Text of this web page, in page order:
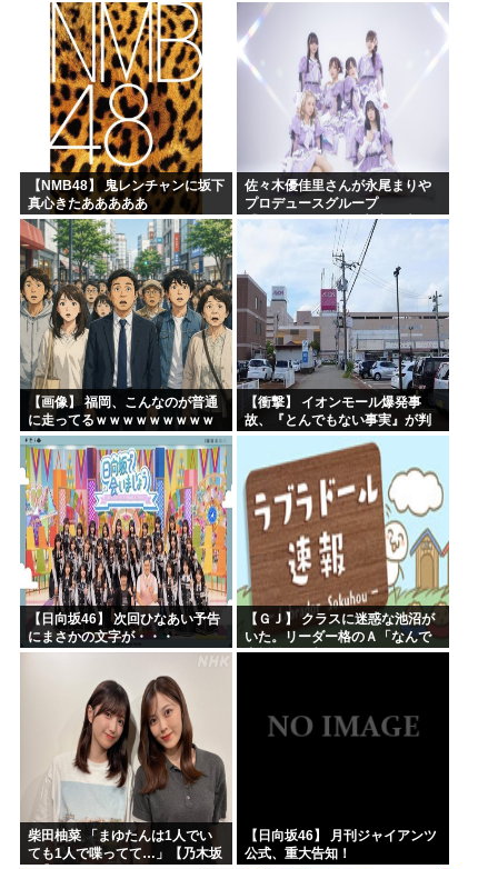
【NMB48】 鬼レンチャンに坂下
真心きたあああああ
佐々木優佳里さんが永尾まりや
プロデュースグループ
「WASURENA」に加入発表！
現在のグループと兼任へ【元
AKB48ゆかるん・まりやぎ】
【画像】 福岡、こんなのが普通
に走ってるｗｗｗｗｗｗｗｗｗ
ｗｗｗｗｗｗｗ
【衝撃】 イオンモール爆発事
故、『とんでもない事実』が判
明してしまう・・・・・・
【日向坂46】 次回ひなあい予告
にまさかの文字が・・・
【ＧＪ】 クラスに迷惑な池沼が
いた。リーダー格のＡ「なんで
支援学級に入れないんです
柴田柚菜 「まゆたんは1人でい
ても1人で喋ってて…」【乃木坂
【日向坂46】 月刊ジャイアンツ
公式、重大告知！